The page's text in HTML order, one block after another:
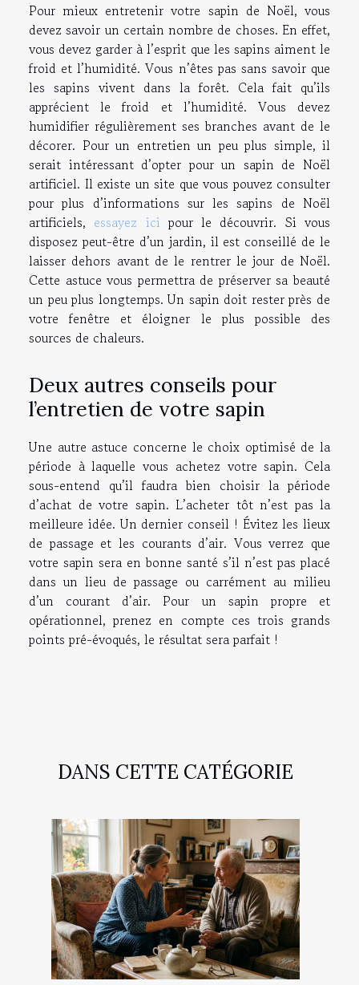
Pour mieux entretenir votre sapin de Noël, vous
devez savoir un certain nombre de choses. En effet,
vous devez garder à l’esprit que les sapins aiment le
froid et l’humidité. Vous n’êtes pas sans savoir que
les sapins vivent dans la forêt. Cela fait qu’ils
apprécient le froid et l’humidité. Vous devez
humidifier régulièrement ses branches avant de le
décorer. Pour un entretien un peu plus simple, il
serait intéressant d’opter pour un sapin de Noël
artificiel. Il existe un site que vous pouvez consulter
pour plus d’informations sur les sapins de Noël
artificiels, essayez ici pour le découvrir. Si vous
disposez peut-être d’un jardin, il est conseillé de le
laisser dehors avant de le rentrer le jour de Noël.
Cette astuce vous permettra de préserver sa beauté
un peu plus longtemps. Un sapin doit rester près de
votre fenêtre et éloigner le plus possible des
sources de chaleurs.
Deux autres conseils pour
l’entretien de votre sapin
Une autre astuce concerne le choix optimisé de la
période à laquelle vous achetez votre sapin. Cela
sous-entend qu’il faudra bien choisir la période
d’achat de votre sapin. L’acheter tôt n’est pas la
meilleure idée. Un dernier conseil ! Évitez les lieux
de passage et les courants d’air. Vous verrez que
votre sapin sera en bonne santé s’il n’est pas placé
dans un lieu de passage ou carrément au milieu
d’un courant d’air. Pour un sapin propre et
opérationnel, prenez en compte ces trois grands
points pré-évoqués, le résultat sera parfait !
DANS CETTE CATÉGORIE